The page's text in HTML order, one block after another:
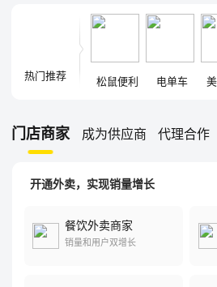
热门推荐 松鼠便利 电单车
门店商家 成为供应商 代理合作
开通外卖，实现销量增长
餐饮外卖商家
销量和用户双增长